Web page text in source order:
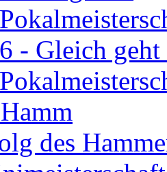
- Gleich geht
des